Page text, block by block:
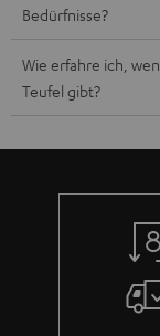
Bedürfnisse?
Wie erfahre ich,
Teufel gibt?